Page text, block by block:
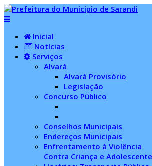
Inicial
Notícias
Serviços
Alvará
Alvará Provisório
Legislação
Concurso Público
Conselhos Municipais
Endereços Municipais
Enfrentamento à Violência
Contra Criança e Adolescente